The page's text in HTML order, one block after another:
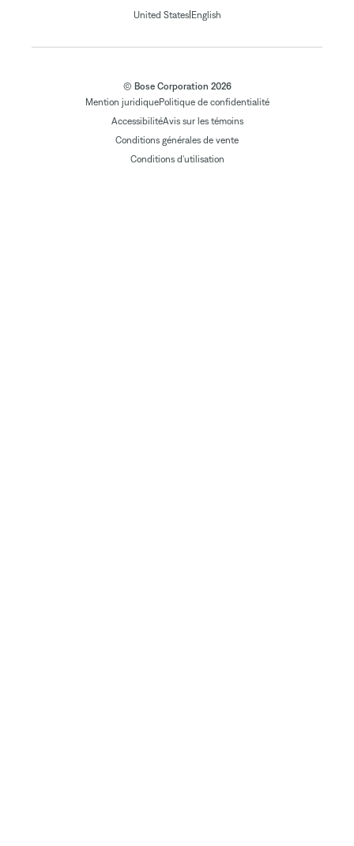
United States| English
© Bose Corporation 2026
Mention juridiquePolitique de confidentialité
AccessibilitéAvis sur les témoins
Conditions générales de vente
Conditions d'utilisation